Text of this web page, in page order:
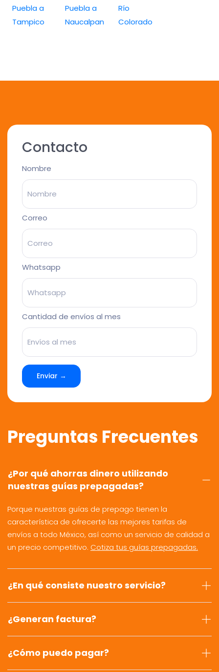
Puebla a
Tampico
Puebla a
Naucalpan
Río
Colorado
Contacto
Nombre
Correo
Whatsapp
Cantidad de envíos al mes
Enviar →
Preguntas Frecuentes
¿Por qué ahorras dinero utilizando
nuestras guías prepagadas?
Porque nuestras guías de prepago tienen la
característica de ofrecerte las mejores tarifas de
envíos a todo México, así como un servicio de calidad a
un precio competitivo. Cotiza tus guías prepagadas.
¿En qué consiste nuestro servicio?
¿Generan factura?
¿Cómo puedo pagar?